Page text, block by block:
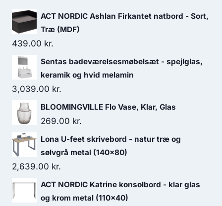
ACT NORDIC Ashlan Firkantet natbord - Sort,
Træ (MDF)
439.00 kr.
Sentas badeværelsesmøbelsæt - spejlglas,
keramik og hvid melamin
3,039.00 kr.
BLOOMINGVILLE Flo Vase, Klar, Glas
269.00 kr.
Lona U-feet skrivebord - natur træ og
sølvgrå metal (140x80)
2,639.00 kr.
ACT NORDIC Katrine konsolbord - klar glas
og krom metal (110x40)